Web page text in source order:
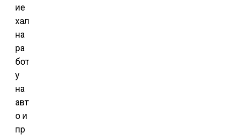
ие
хал
на
ра
бот
у
на
авт
о и
пр